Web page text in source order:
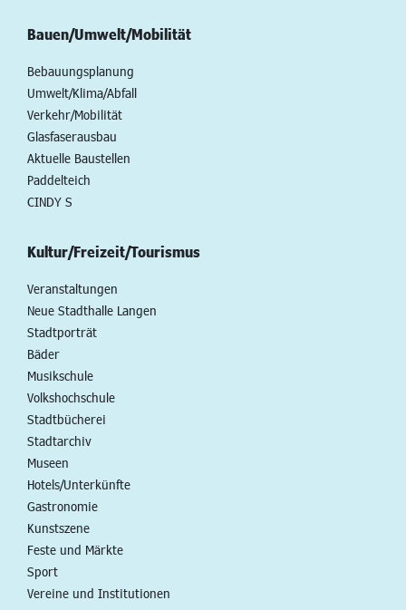
Bauen/Umwelt/Mobilität
Bebauungsplanung
Umwelt/Klima/Abfall
Verkehr/Mobilität
Glasfaserausbau
Aktuelle Baustellen
Paddelteich
CINDY S
Kultur/Freizeit/Tourismus
Veranstaltungen
Neue Stadthalle Langen
Stadtporträt
Bäder
Musikschule
Volkshochschule
Stadtbücherei
Stadtarchiv
Museen
Hotels/Unterkünfte
Gastronomie
Kunstszene
Feste und Märkte
Sport
Vereine und Institutionen